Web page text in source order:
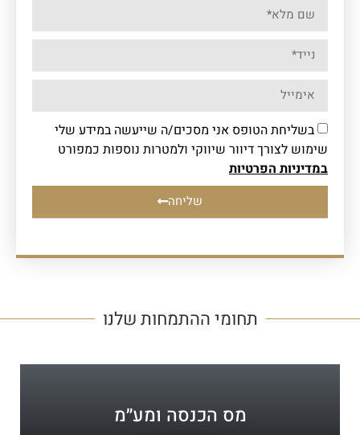
בשליחת הטופס אני מסכים/ה שייעשה במידע שלי
שימוש לצורך דיוור שיווקי ולמטרות נוספות כמפורט
במדיניות הפרטיות
שליחה
תחומי ההתמחות שלנו
מס הכנסה ומע״מ